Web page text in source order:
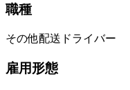
職種
その他配送ドライバー
雇用形態